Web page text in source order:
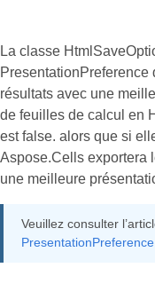
La classe
résultats avec une
de feuilles de calcul en
est false. alors que si
Aspose.Cells exportera
une meilleure
Veuillez consulter